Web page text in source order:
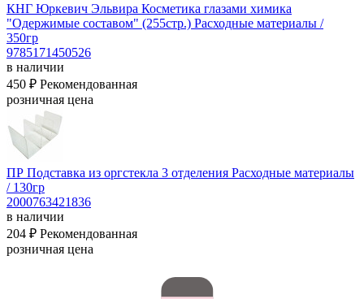
КНГ Юркевич Эльвира Косметика глазами химика
"Одержимые составом" (255стр.) Расходные материалы /
350гр
9785171450526
в наличии
450 ₽ Рекомендованная
розничная цена
ПР Подставка из оргстекла 3 отделения Расходные материалы
/ 130гр
2000763421836
в наличии
204 ₽ Рекомендованная
розничная цена